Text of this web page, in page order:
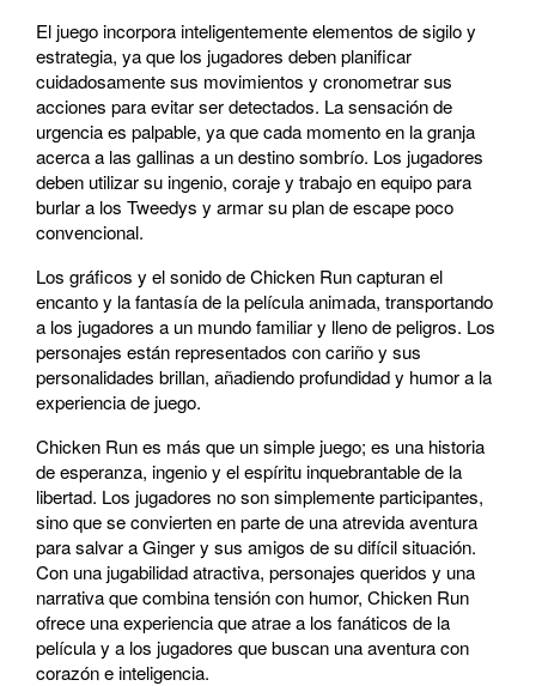
El juego incorpora inteligentemente elementos de sigilo y
estrategia, ya que los jugadores deben planificar
cuidadosamente sus movimientos y cronometrar sus
acciones para evitar ser detectados. La sensación de
urgencia es palpable, ya que cada momento en la granja
acerca a las gallinas a un destino sombrío. Los jugadores
deben utilizar su ingenio, coraje y trabajo en equipo para
burlar a los Tweedys y armar su plan de escape poco
convencional.
Los gráficos y el sonido de Chicken Run capturan el
encanto y la fantasía de la película animada, transportando
a los jugadores a un mundo familiar y lleno de peligros. Los
personajes están representados con cariño y sus
personalidades brillan, añadiendo profundidad y humor a la
experiencia de juego.
Chicken Run es más que un simple juego; es una historia
de esperanza, ingenio y el espíritu inquebrantable de la
libertad. Los jugadores no son simplemente participantes,
sino que se convierten en parte de una atrevida aventura
para salvar a Ginger y sus amigos de su difícil situación.
Con una jugabilidad atractiva, personajes queridos y una
narrativa que combina tensión con humor, Chicken Run
ofrece una experiencia que atrae a los fanáticos de la
película y a los jugadores que buscan una aventura con
corazón e inteligencia.